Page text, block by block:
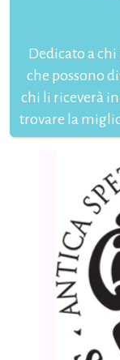
Dedicato a
che possono
chi li riceverà
trovare la